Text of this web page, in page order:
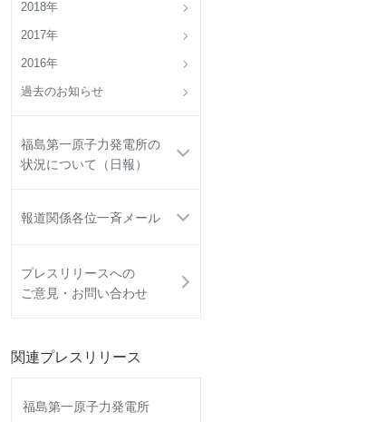
2018年
2017年
2016年
過去のお知らせ
福島第一原子力発電所の
状況について（日報）
報道関係各位一斉メール
プレスリリースへの
ご意見・お問い合わせ
関連プレスリリース
福島第一原子力発電所